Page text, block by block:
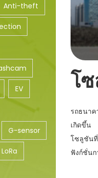
โ
รถธนา
เกิดขึ้น
โซลูชันที่
ฟังก์ชั่นก
Anti-theft
EV
G-sensor
LoRa